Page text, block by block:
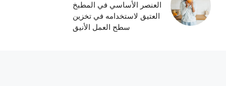
العنصر الأساسي في المطبخ
العتيق لاستخدامه في تخزين
سطح العمل الأنيق